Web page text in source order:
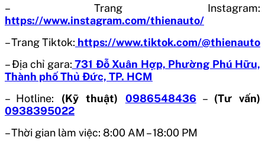
– Trang Instagram:
https://www.instagram.com/thienauto/
– Trang Tiktok: https://www.tiktok.com/@thienauto
– Địa chỉ gara: 731 Đỗ Xuân Hợp, Phường Phú Hữu,
Thành phố Thủ Đức, TP. HCM
– Hotline: (Kỹ thuật) 0986548436 – (Tư vấn)
0938395022
– Thời gian làm việc: 8:00 AM – 18:00 PM